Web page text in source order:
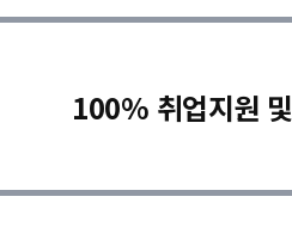
100% 취업지원